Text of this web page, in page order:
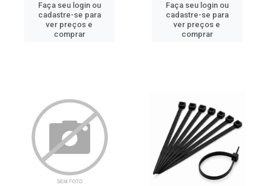
Faça seu login ou
cadastre-se para
ver preços e
comprar
Faça seu login ou
cadastre-se para
ver preços e
comprar